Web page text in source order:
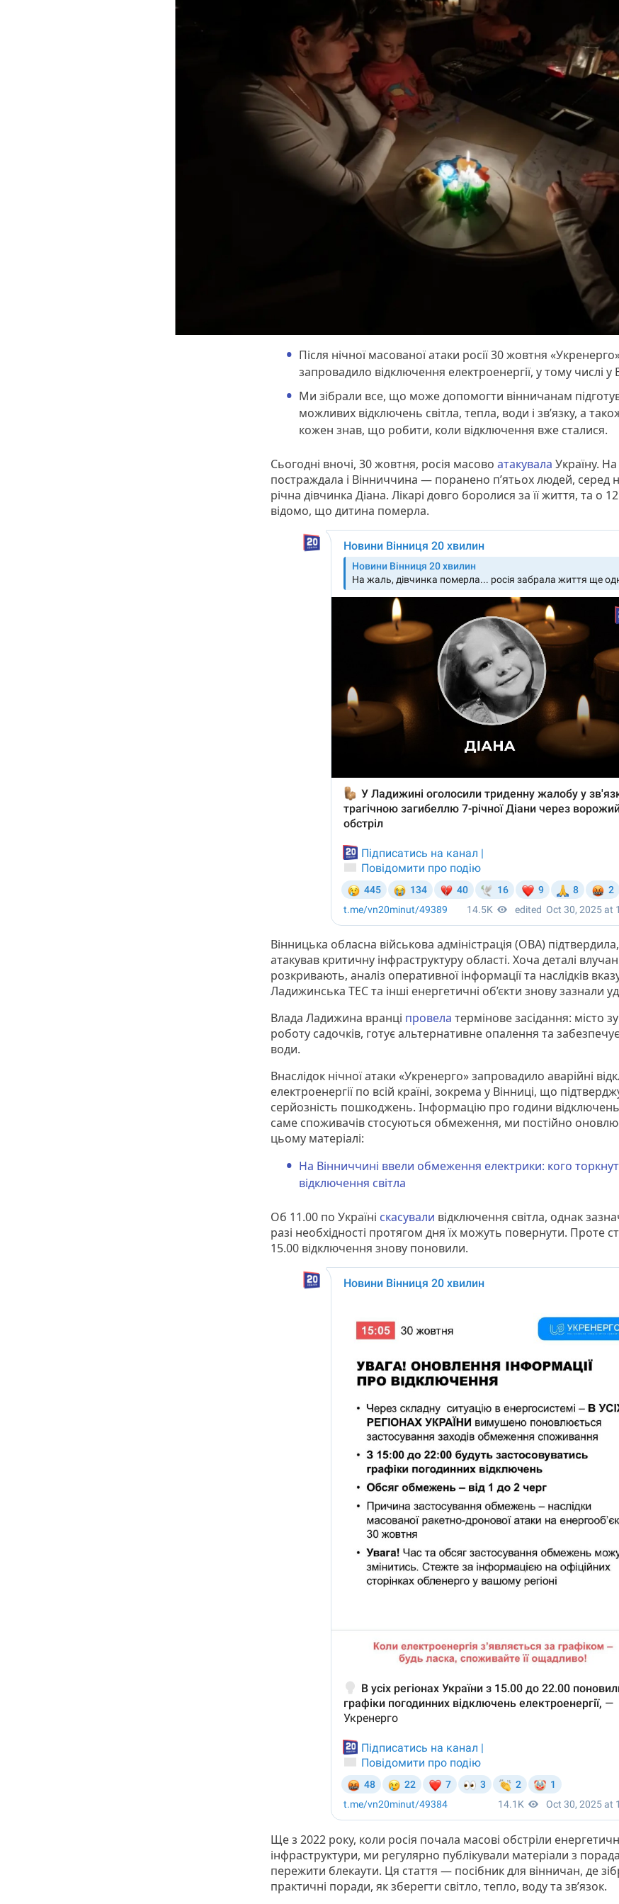
Після нічної масованої атаки росії 30 жовтня
запровадило відключення електроенергії, у тому числі у
Ми зібрали все, що може допомогти вінничанам
можливих відключень світла, тепла, води і зв’язку, а
кожен знав, що робити, коли відключення вже сталися.
Сьогодні вночі, 30 жовтня, росія масово атакувала Україну.
постраждала і Вінниччина — поранено п’ятьох людей, серед
річна дівчинка Діана. Лікарі довго боролися за її життя, та о
відомо, що дитина померла.
Вінницька обласна військова адміністрація (ОВА)
атакував критичну інфраструктуру області. Хоча деталі
розкривають, аналіз оперативної інформації та наслідків
Ладижинська ТЕС та інші енергетичні об’єкти знову зазнали
Влада Ладижина вранці провела термінове засідання: місто
роботу садочків, готує альтернативне опалення та забезпечує
води.
Внаслідок нічної атаки «Укренерго» запровадило аварійні
електроенергії по всій країні, зокрема у Вінниці, що
серйозність пошкоджень. Інформацію про години
саме споживачів стосуються обмеження, ми постійно
цьому матеріалі:
На Вінниччині ввели обмеження електрики: кого
відключення світла
Об 11.00 по Україні скасували відключення світла, однак
разі необхідності протягом дня їх можуть повернути. Проте
15.00 відключення знову поновили.
Ще з 2022 року, коли росія почала масові обстріли
інфраструктури, ми регулярно публікували матеріали з
пережити блекаути. Ця стаття — посібник для вінничан, де
практичні поради, як зберегти світло, тепло, воду та зв’язок.